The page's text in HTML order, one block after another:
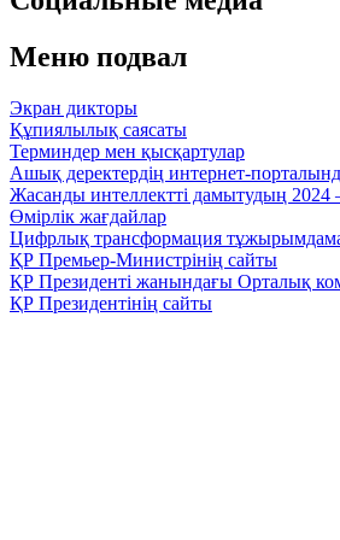
Меню подвал
Экран дикторы
Құпиялылық саясаты
Терминдер мен қысқартулар
Ашық деректердің интернет-
Жасанды интеллектті дамытудың
Өмірлік жағдайлар
Цифрлық трансформация
ҚР Премьер-Министрінің сайты
ҚР Президенті жанындағы Орталық
ҚР Президентінің сайты